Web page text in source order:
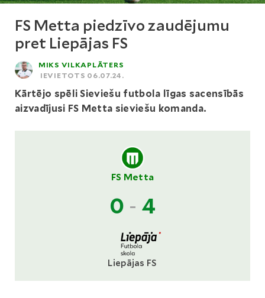
FS Metta piedzīvo zaudējumu
pret Liepājas FS
MIKS VILKAPLĀTERS
IEVIETOTS 06.07.24.
Kārtējo spēli Sieviešu futbola līgas sacensībās
aizvadījusi FS Metta sieviešu komanda.
FS Metta
0 - 4
Liepājas FS